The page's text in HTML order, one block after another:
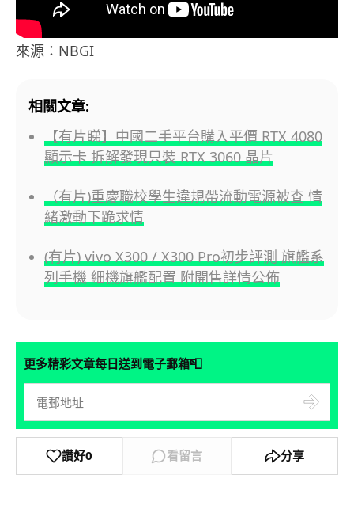
來源：NBGI
相關文章:
【有片睇】中國二手平台購入平價 RTX 4080
顯示卡 拆解發現只裝 RTX 3060 晶片
（有片)重慶職校學生違規帶流動電源被查 情
緒激動下跪求情
(有片) vivo X300 / X300 Pro初步評測 旗艦系
列手機 細機旗艦配置 附開售詳情公佈
更多精彩文章每日送到電子郵箱📮
讚好0 看留言 分享